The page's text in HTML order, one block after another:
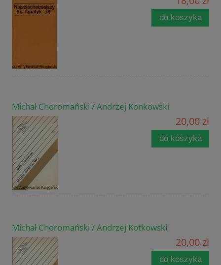
do koszyka
Michał Choromański / Andrzej Konkowski
20,00 zł
do koszyka
Michał Choromański / Andrzej Kotkowski
20,00 zł
do koszyka